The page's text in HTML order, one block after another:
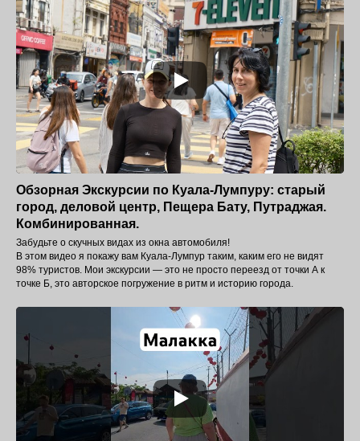
Обзорная Экскурсии по Куала-Лумпуру: старый
город, деловой центр, Пещера Бату, Путраджая.
Комбинированная.
Забудьте о скучных видах из окна автомобиля!
В этом видео я покажу вам Куала-Лумпур таким, каким его не видят
98% туристов. Мои экскурсии — это не просто переезд от точки А к
точке Б, это авторское погружение в ритм и историю города.